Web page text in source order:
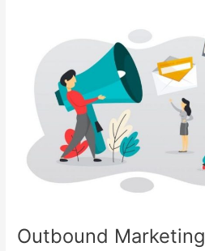
Outbound Marketing